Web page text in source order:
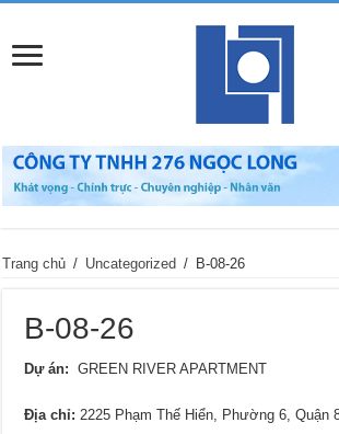
Trang chủ / Uncategorized / B-08-26
B-08-26
Dự án: GREEN RIVER APARTMENT
Địa chỉ: 2225 Phạm Thế Hiển, Phường 6, Quận